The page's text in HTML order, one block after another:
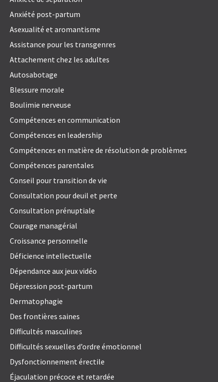
Anxiété post-partum
Asexualité et aromantisme
Assistance pour les transgenres
Attachement chez les adultes
Autosabotage
Blessure morale
Boulimie nerveuse
Compétences en communication
Compétences en leadership
Compétences en matière de résolution de problèmes
Compétences parentales
Conseil pour transition de vie
Consultation pour deuil et perte
Consultation prénuptiale
Courage managérial
Croissance personnelle
Déficience intellectuelle
Dépendance aux jeux vidéo
Dépression post-partum
Dermatophagie
Des frontières saines
Difficultés masculines
Difficultés sexuelles d’ordre émotionnel
Dysfonctionnement érectile
Éjaculation précoce et retardée